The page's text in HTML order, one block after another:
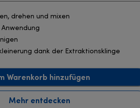
drehen und mixen
Anwendung
dank der Extraktionsklinge
Warenkorb hinzufügen
Mehr entdecken